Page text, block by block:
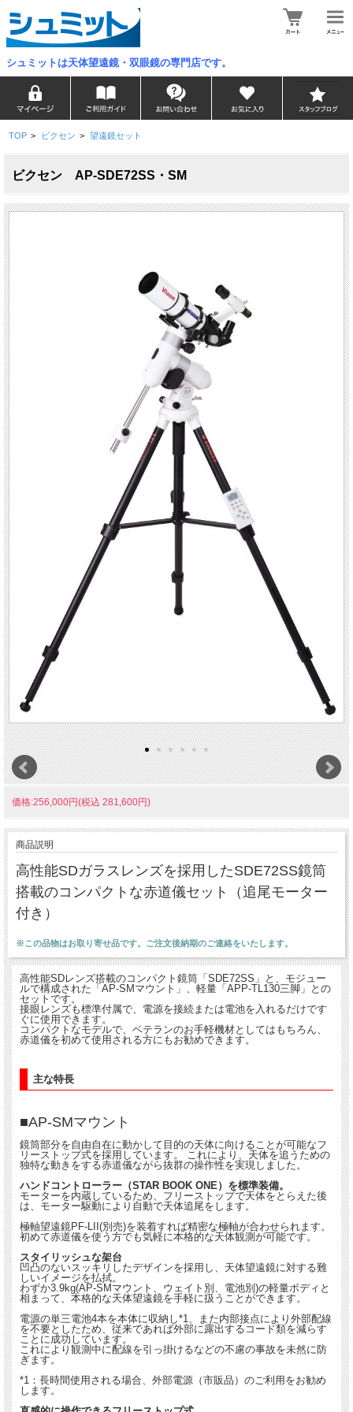
シュミットは天体望遠鏡・双眼鏡の専門店です。
TOP > ビクセン > 望遠鏡セット
ビクセン AP-SDE72SS・SM
価格:256,000円(税込 281,600円)
商品説明
高性能SDガラスレンズを採用したSDE72SS鏡筒
搭載のコンパクトな赤道儀セット（追尾モーター
付き）
※この品物はお取り寄せ品です。ご注文後納期のご連絡をいたします。
高性能SDレンズ搭載のコンパクト鏡筒「SDE72SS」と、モジュー
ルで構成された「AP-SMマウント」、軽量「APP-TL130三脚」との
セットです。
接眼レンズも標準付属で、電源を接続または電池を入れるだけです
ぐに使用できます。
コンパクトなモデルで、ベテランのお手軽機材としてはもちろん、
赤道儀を初めて使用される方にもお勧めできます。
主な特長
■AP-SMマウント
鏡筒部分を自由自在に動かして目的の天体に向けることが可能なフ
リーストップ式を採用しています。 これにより、天体を追うための
独特な動きをする赤道儀ながら抜群の操作性を実現しました。
ハンドコントローラー（STAR BOOK ONE）を標準装備。
モーターを内蔵しているため、フリーストップで天体をとらえた後
は、モーター駆動により自動で天体追尾をします。
極軸望遠鏡PF-LII(別売)を装着すれば精密な極軸が合わせられます。
初めて赤道儀を使う方でも気軽に本格的な天体観測が可能です。
スタイリッシュな架台
凹凸のないスッキリしたデザインを採用し、天体望遠鏡に対する難
しいイメージを払拭。
わずか3.9kg(AP-SMマウント、ウェイト別、電池別)の軽量ボディと
相まって、本格的な天体望遠鏡を手軽に扱うことができます。
電源の単三電池4本を本体に収納し*1、また内部接点により外部配線
を不要としたため、従来であれば外部に露出するコード類を減らす
ことに成功しています。
これにより観測中に配線を引っ掛けるなどの不慮の事故を未然に防
ぎます。
*1：長時間使用される場合、外部電源（市販品）のご利用をお勧め
します。